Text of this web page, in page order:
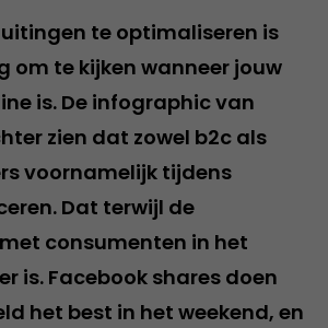
te optimaliseren is
om te kijken wanneer jouw
is. De infographic van
zien dat zowel b2c als
voornamelijk tijdens
Dat terwijl de
consumenten in het
is. Facebook shares doen
het best in het weekend, en